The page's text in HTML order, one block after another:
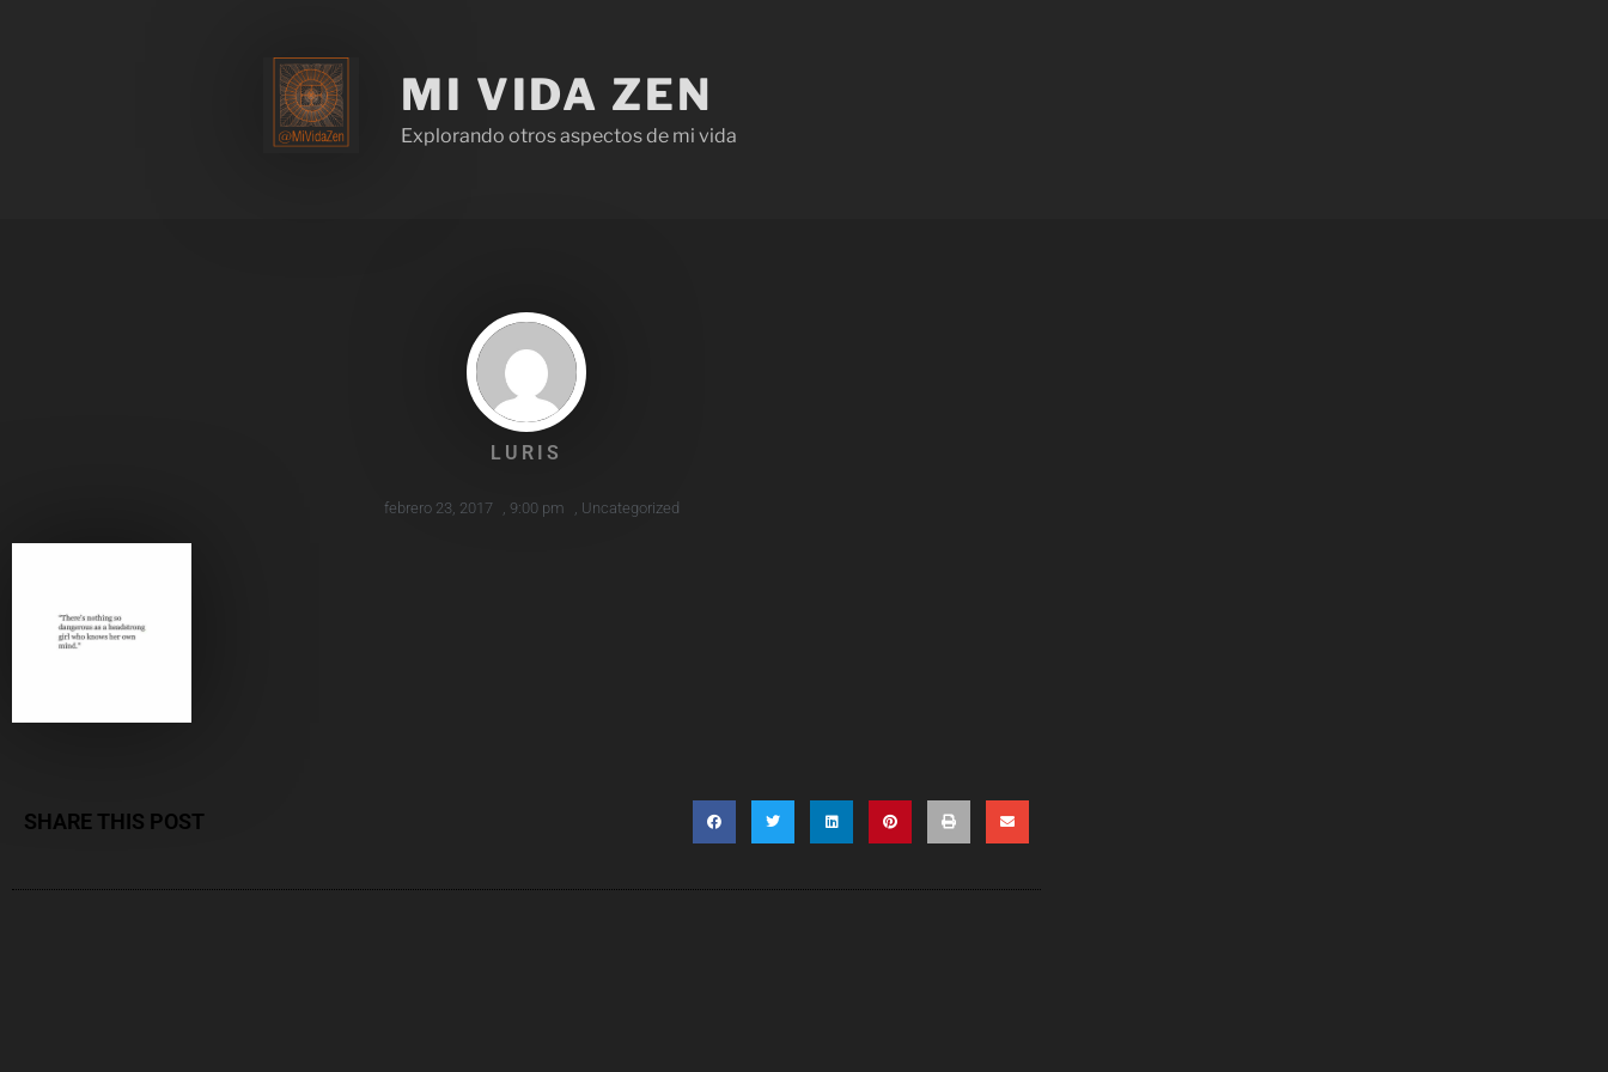
MI VIDA ZEN
Explorando otros aspectos de mi vida
LURIS
febrero 23, 2017 , 9:00 pm , Uncategorized
SHARE THIS POST